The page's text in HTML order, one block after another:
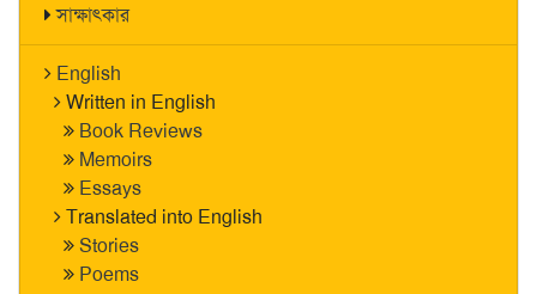
সাক্ষাৎকার
English
Written in English
Book Reviews
Memoirs
Essays
Translated into English
Stories
Poems